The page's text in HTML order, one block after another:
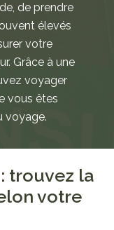
de prendre
élevés
votre
Grâce à une
voyager
vous êtes
voyage.
trouvez la
votre